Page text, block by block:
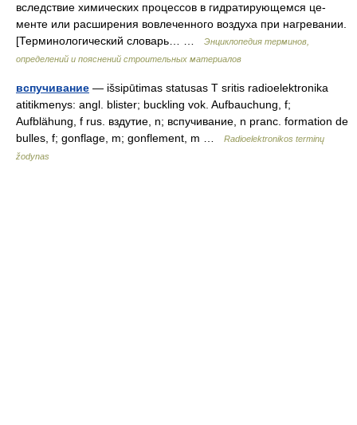
вслед­ствие химических процессов в гидратирующемся це­
менте или расширения вовлеченного воздуха при на­гревании.
[Терминологический словарь… …
Энциклопедия терминов,
определений и пояснений строительных материалов
вспучивание — išsipūtimas statusas T sritis radioelektronika
atitikmenys: angl. blister; buckling vok. Aufbauchung, f;
Aufblähung, f rus. вздутие, n; вспучивание, n pranc. formation de
bulles, f; gonflage, m; gonflement, m …
Radioelektronikos terminų
žodynas